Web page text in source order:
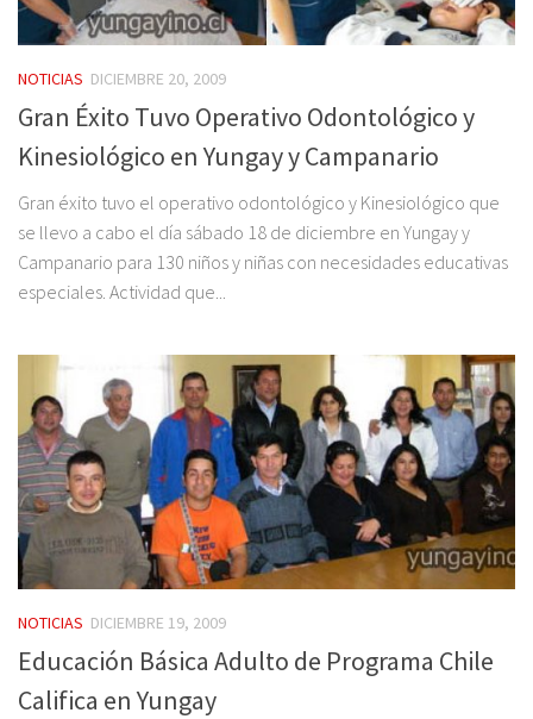
NOTICIAS DICIEMBRE 20, 2009
Gran Éxito Tuvo Operativo Odontológico y
Kinesiológico en Yungay y Campanario
Gran éxito tuvo el operativo odontológico y Kinesiológico que
se llevo a cabo el día sábado 18 de diciembre en Yungay y
Campanario para 130 niños y niñas con necesidades educativas
especiales. Actividad que...
NOTICIAS DICIEMBRE 19, 2009
Educación Básica Adulto de Programa Chile
Califica en Yungay